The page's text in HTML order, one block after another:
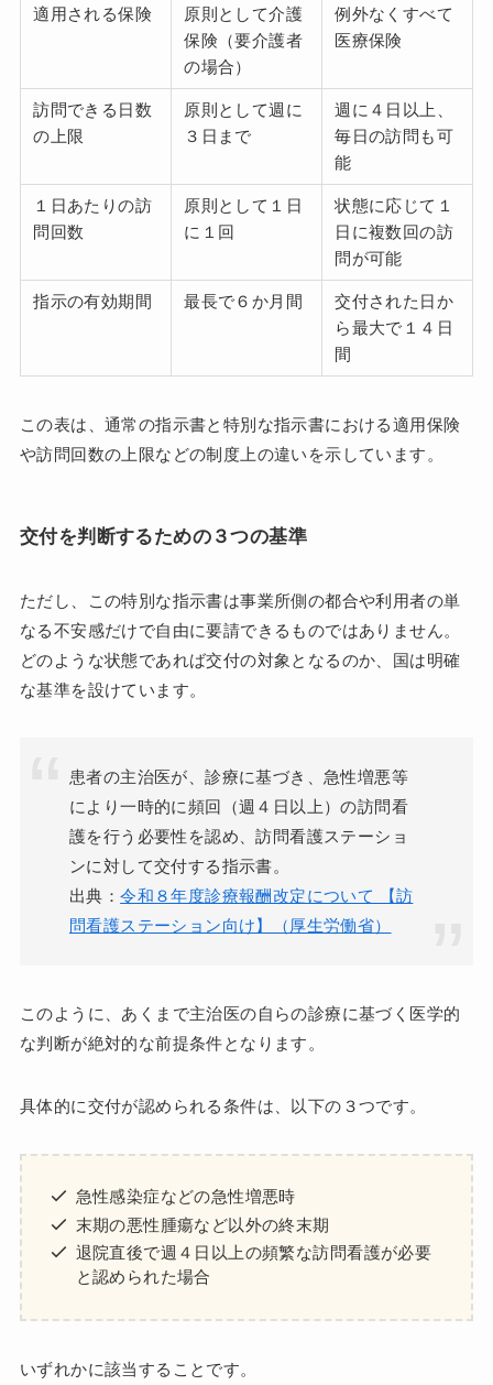
適用される保険
原則として介護
保険（要介護者
の場合）
例外なくすべて
医療保険
訪問できる日数
の上限
原則として週に
３日まで
週に４日以上、
毎日の訪問も可
能
１日あたりの訪
問回数
原則として１日
に１回
状態に応じて１
日に複数回の訪
問が可能
指示の有効期間 最長で６か月間
交付された日か
ら最大で１４日
間
この表は、通常の指示書と特別な指示書における適用保険
や訪問回数の上限などの制度上の違いを示しています。
交付を判断するための３つの基準
ただし、この特別な指示書は事業所側の都合や利用者の単
なる不安感だけで自由に要請できるものではありません。
どのような状態であれば交付の対象となるのか、国は明確
な基準を設けています。
患者の主治医が、診療に基づき、急性増悪等
により一時的に頻回（週４日以上）の訪問看
護を行う必要性を認め、訪問看護ステーショ
ンに対して交付する指示書。
出典：令和８年度診療報酬改定について 【訪
問看護ステーション向け】（厚生労働省）
このように、あくまで主治医の自らの診療に基づく医学的
な判断が絶対的な前提条件となります。
具体的に交付が認められる条件は、以下の３つです。
急性感染症などの急性増悪時
末期の悪性腫瘍など以外の終末期
退院直後で週４日以上の頻繁な訪問看護が必要
と認められた場合
いずれかに該当することです。